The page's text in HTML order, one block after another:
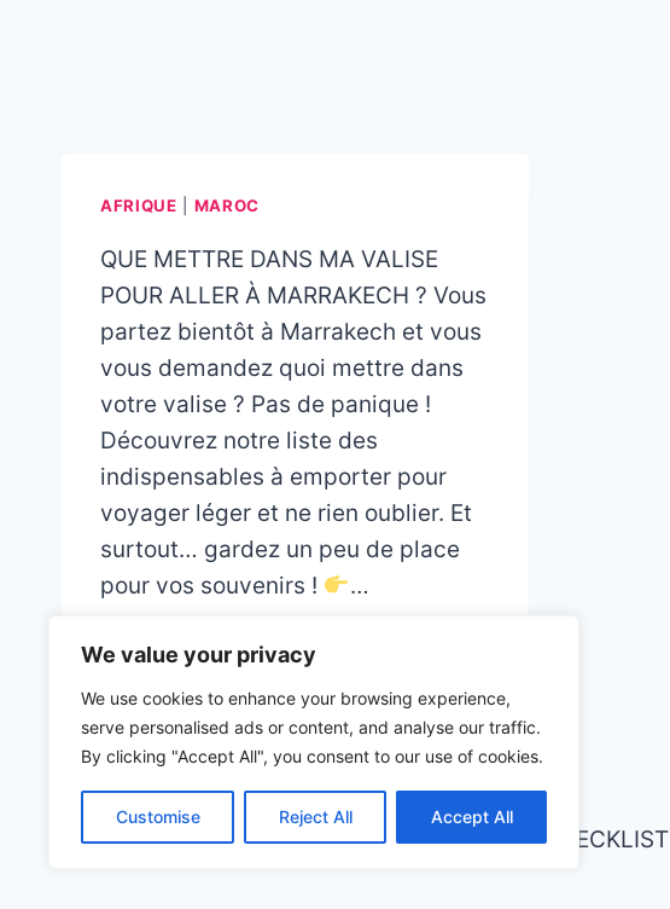
We value your privacy
We use cookies to enhance your browsing experience,
serve personalised ads or content, and analyse our traffic.
By clicking "Accept All", you consent to our use of cookies.
Customise Reject All Accept All
AFRIQUE MAROC
QUE METTRE DANS MA VALISE
POUR ALLER À MARRAKECH ? Vous
partez bientôt à Marrakech et vous
vous demandez quoi mettre dans
votre valise ? Pas de panique !
Découvrez notre liste des
indispensables à emporter pour
voyager léger et ne rien oublier. Et
surtout… gardez un peu de place
pour vos souvenirs !
…
© 2026